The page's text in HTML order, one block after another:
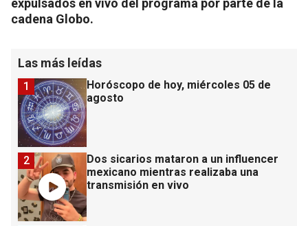
expulsados en vivo del programa por parte de la
cadena Globo.
Las más leídas
Horóscopo de hoy, miércoles 05 de
agosto
1
Dos sicarios mataron a un influencer
mexicano mientras realizaba una
transmisión en vivo
2